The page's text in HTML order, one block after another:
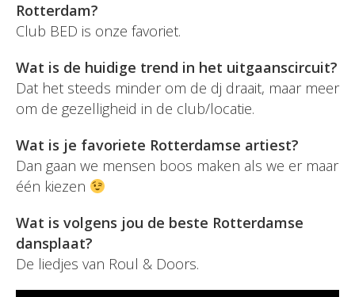
Rotterdam?
Club BED is onze favoriet.
Wat is de huidige trend in het uitgaanscircuit?
Dat het steeds minder om de dj draait, maar meer
om de gezelligheid in de club/locatie.
Wat is je favoriete Rotterdamse artiest?
Dan gaan we mensen boos maken als we er maar
één kiezen
Wat is volgens jou de beste Rotterdamse
dansplaat?
De liedjes van Roul & Doors.